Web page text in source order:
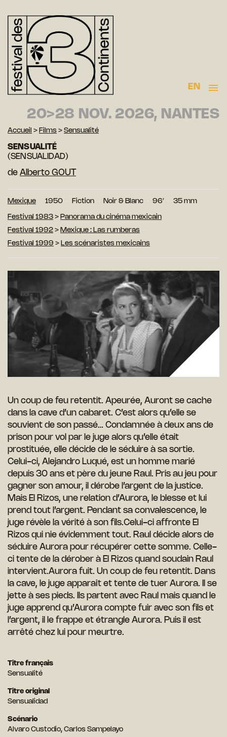
EN
20>28 NOV. 2026, NANTES
Accueil > Films > Sensualité
SENSUALITÉ
(SENSUALIDAD)
de Alberto GOUT
Mexique 1950 Fiction Noir & Blanc 96′ 35 mm
Festival 1983 > Panorama du cinéma mexicain
Festival 1992 > Mexique : Las rumberas
Festival 1999 > Les scénaristes mexicains
Un coup de feu retentit. Apeurée, Auront se cache
dans la cave d’un cabaret. C’est alors qu’elle se
souvient de son passé… Condamnée à deux ans de
prison pour vol par le juge alors qu’elle était
prostituée, elle décide de le séduire à sa sortie.
Celui-ci, Alejandro Luqué, est un homme marié
depuis 30 ans et père du jeune Raul. Pris au jeu pour
gagner son amour, il dérobe l’argent de la justice.
Mais El Rizos, une relation d’Aurora, le blesse et lui
prend tout l’argent. Pendant sa convalescence, le
juge révèle la vérité à son fils.Celui-ci affronte El
Rizos qui nie évidemment tout. Raul décide alors de
séduire Aurora pour récupérer cette somme. Celle-
ci tente de la dérober à El Rizos quand soudain Raul
intervient.Aurora fuit. Un coup de feu retentit. Dans
la cave, le juge apparaît et tente de tuer Aurora. Il se
jette à ses pieds. Ils partent avec Raul mais quand le
juge apprend qu’Aurora compte fuir avec son fils et
l’argent, il le frappe et étrangle Aurora. Puis il est
arrêté chez lui pour meurtre.
Titre français
Sensualité
Titre original
Sensualidad
Scénario
Alvaro Custodio, Carlos Sampelayo